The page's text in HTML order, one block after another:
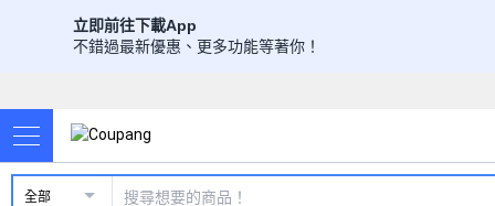
立即前往下載App
不錯過最新優惠、更多功能等著你！
全部